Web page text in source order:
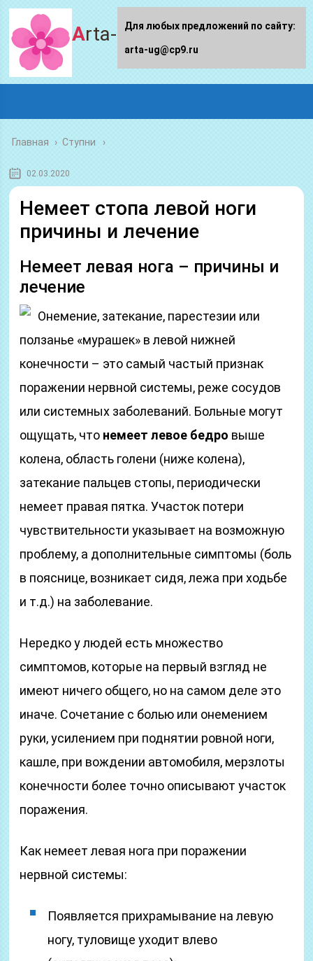
Arta-ug.ru
Главная › Ступни
02.03.2020
Немеет стопа левой ноги
причины и лечение
Немеет левая нога – причины и
лечение
Онемение, затекание, парестезии или
ползанье «мурашек» в левой нижней
конечности – это самый частый признак
поражении нервной системы, реже сосудов
или системных заболеваний. Больные могут
ощущать, что немеет левое бедро выше
колена, область голени (ниже колена),
затекание пальцев стопы, периодически
немеет правая пятка. Участок потери
чувствительности указывает на возможную
проблему, а дополнительные симптомы (боль
в пояснице, возникает сидя, лежа при ходьбе
и т.д.) на заболевание.
Нередко у людей есть множество
симптомов, которые на первый взгляд не
имеют ничего общего, но на самом деле это
иначе. Сочетание с болью или онемением
руки, усилением при поднятии ровной ноги,
кашле, при вождении автомобиля, мерзлоты
конечности более точно описывают участок
поражения.
Как немеет левая нога при поражении
нервной системы:
Появляется прихрамывание на левую
ногу, туловище уходит влево
Для любых предложений по сайту:
arta-ug@cp9.ru